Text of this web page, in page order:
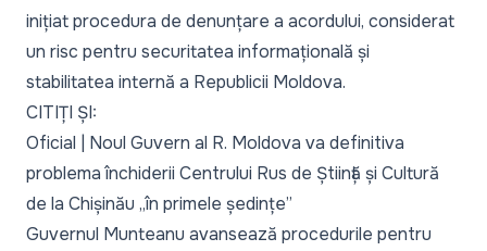
inițiat procedura de denunțare a acordului, considerat
un risc pentru securitatea informațională și
stabilitatea internă a Republicii Moldova.
CITIȚI ȘI:
Oficial | Noul Guvern al R. Moldova va definitiva
problema închiderii Centrului Rus de Știință și Cultură
de la Chișinău „în primele ședințe”
Guvernul Munteanu avansează procedurile pentru